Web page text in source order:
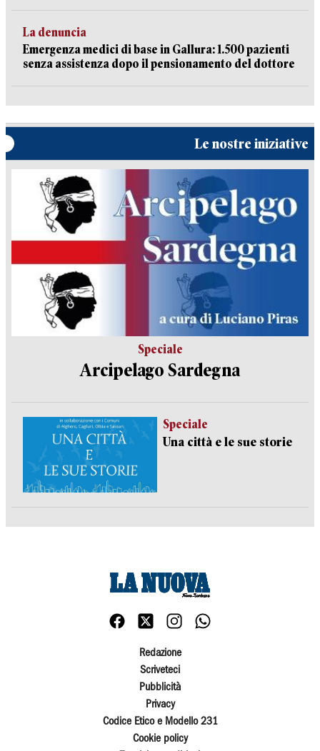
La denuncia
Emergenza medici di base in Gallura: 1.500 pazienti
senza assistenza dopo il pensionamento del dottore
Le nostre iniziative
Speciale
Arcipelago Sardegna
Speciale
Una città e le sue storie
Redazione
Scriveteci
Pubblicità
Privacy
Codice Etico e Modello 231
Cookie policy